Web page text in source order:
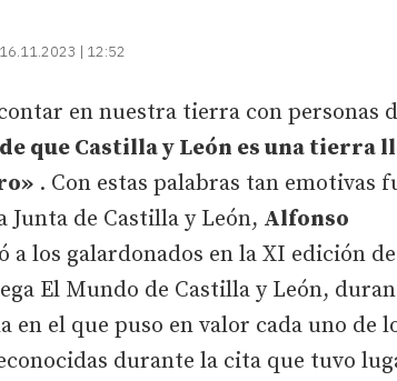
16.11.2023 | 12:52
en nuestra tierra con personas
que Castilla y León es una tierra
. Con estas palabras tan emotivas
Junta de Castilla y León, Alfonso
a los galardonados en la XI edición
El Mundo de Castilla y León,
en el que puso en valor cada uno de
durante la cita que tuvo